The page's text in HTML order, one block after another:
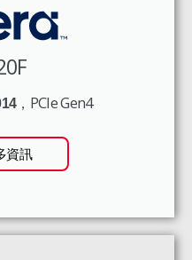
，PCIe Gen4
資訊